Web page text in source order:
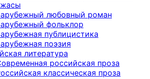
любовный роман
фольклор
публицистика
поэзия
литература
российская проза
классическая проза